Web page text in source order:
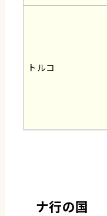
トルコ
ナ行の国